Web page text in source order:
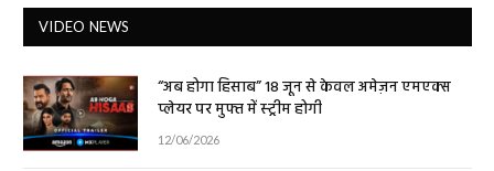
VIDEO NEWS
“अब होगा हिसाब” 18 जून से केवल अमेज़न एमएक्स
प्लेयर पर मुफ्त में स्ट्रीम होगी
12/06/2026